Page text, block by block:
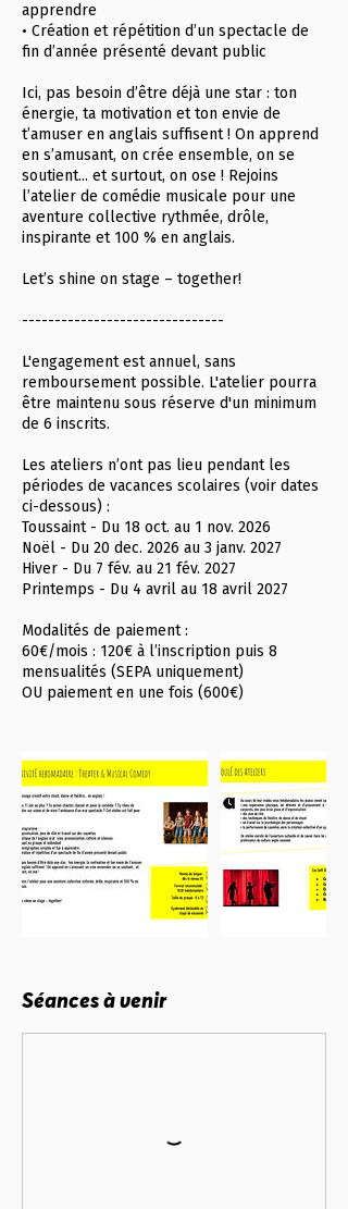
apprendre
• Création et répétition d’un spectacle de
fin d’année présenté devant public
Ici, pas besoin d’être déjà une star : ton
énergie, ta motivation et ton envie de
t’amuser en anglais suffisent ! On apprend
en s’amusant, on crée ensemble, on se
soutient... et surtout, on ose ! Rejoins
l’atelier de comédie musicale pour une
aventure collective rythmée, drôle,
inspirante et 100 % en anglais.
Let’s shine on stage – together!
-------------------------------
L'engagement est annuel, sans
remboursement possible. L'atelier pourra
être maintenu sous réserve d'un minimum
de 6 inscrits.
Les ateliers n’ont pas lieu pendant les
périodes de vacances scolaires (voir dates
ci-dessous) :
Toussaint - Du 18 oct. au 1 nov. 2026
Noël - Du 20 dec. 2026 au 3 janv. 2027
Hiver - Du 7 fév. au 21 fév. 2027
Printemps - Du 4 avril au 18 avril 2027
Modalités de paiement :
60€/mois : 120€ à l’inscription puis 8
mensualités (SEPA uniquement)
OU paiement en une fois (600€)
Séances à venir